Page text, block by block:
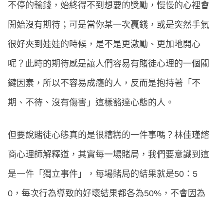
不停的輸錢，始終得不到想要的獎勵，慢慢的心裡會
開始沒有期待；可是當你某一次贏錢，或是突然手氣
很好夾到娃娃的時候，是不是更激勵、更加地開心
呢？此時的期待感是讓人們容易有賭徒心理的一個關
鍵因素，所以不容易成癮的人，反而是抱持著「不
期、不待、沒有傷害」這樣豁達心態的人。
但要說賭徒心態真的是很糟糕的一件事嗎？林佳瑾諮
商心理師解釋道，其實每一場賭局，我們要意識到這
是一件「獨立事件」，每場賭局的結果就是50：5
0，每次行為導致的好壞結果都各為50%，不會因為